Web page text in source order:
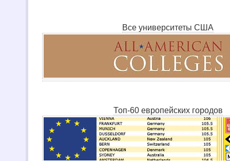
Все университеты США
Топ-60 европейских городов